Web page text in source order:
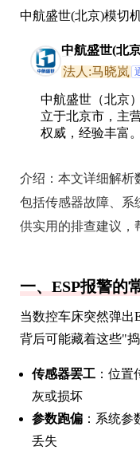
中航盛世(北京)模切
中航盛世(北
司
法人:马晓岚
中航盛世（北京
立于北京市，主
权威，经验丰富。
介绍： 本文详细解析
包括传感器故障、系
供实用的排查建议，
一、ESP报警的
当数控车床突然弹出
背后可能藏着这些"捣
传感器罢工 ：位
灰或损坏
参数跑偏 ：系统
丢失